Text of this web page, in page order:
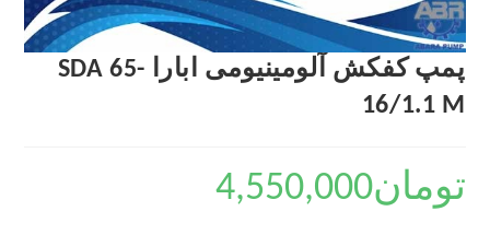
پمپ کفکش آلومینیومی ابارا SDA 65-
16/1.1 M
تومان4,550,000